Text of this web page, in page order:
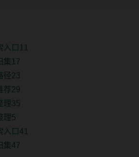
口11
集17
径23
荐29
理35
理5
口41
集47